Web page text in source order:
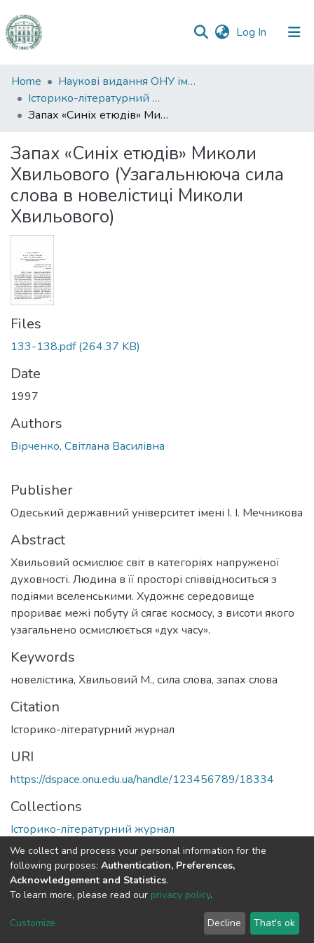
Log In (current)
Communities
&
Collections
Statistics
Home
Наукові видання ОНУ імені І. І. Мечникова
Історико-літературний журнал
Запах «Синіх етюдів» Миколи Хвильового (Узагальнююча сила слова в новелістиці Миколи Хвильового)
Запах «Синіх етюдів» Миколи
Хвильового (Узагальнююча сила
слова в новелістиці Миколи
Хвильового)
Files
133-138.pdf(264.37 KB)
Date
1997
Authors
Вірченко, Світлана Василівна
Publisher
Одеський державний університет імені І. І. Мечникова
Abstract
Хвильовий осмислює світ в катего­ріях напруженої
духовності. Людина в її просторі співвідноситься з
подіями вселенськими. Художнє середовище
прориває межі побуту й сягає космосу, з висоти якого
узагальнено осмислю­ється «дух часу».
Keywords
новелістика, Хвильовий М., сила слова, запах слова
Citation
Історико-літературний журнал
URI
https://dspace.onu.edu.ua/handle/123456789/18334
Collections
Історико-літературний журнал
Full item page
DSpace software copyright © 2009-2026
Cookie
End User
Agreement
Send
Feedback
We collect and process your personal information for the
following purposes: Authentication, Preferences,
Acknowledgement and Statistics.
To learn more, please read our privacy policy.
Customize Decline That's ok